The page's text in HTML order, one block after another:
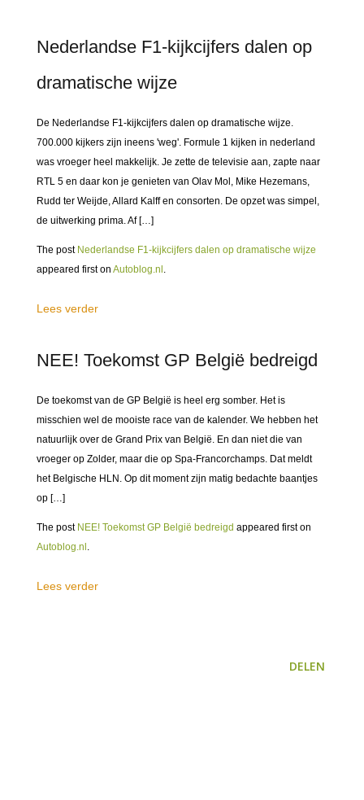
Nederlandse F1-kijkcijfers dalen op
dramatische wijze
De Nederlandse F1-kijkcijfers dalen op dramatische wijze.
700.000 kijkers zijn ineens 'weg'. Formule 1 kijken in nederland
was vroeger heel makkelijk. Je zette de televisie aan, zapte naar
RTL 5 en daar kon je genieten van Olav Mol, Mike Hezemans,
Rudd ter Weijde, Allard Kalff en consorten. De opzet was simpel,
de uitwerking prima. Af […]
The post Nederlandse F1-kijkcijfers dalen op dramatische wijze
appeared first on Autoblog.nl .
Lees verder
NEE! Toekomst GP België bedreigd
De toekomst van de GP België is heel erg somber. Het is
misschien wel de mooiste race van de kalender. We hebben het
natuurlijk over de Grand Prix van België. En dan niet die van
vroeger op Zolder, maar die op Spa-Francorchamps. Dat meldt
het Belgische HLN. Op dit moment zijn matig bedachte baantjes
op […]
The post NEE! Toekomst GP België bedreigd appeared first on
Autoblog.nl .
Lees verder
DELEN